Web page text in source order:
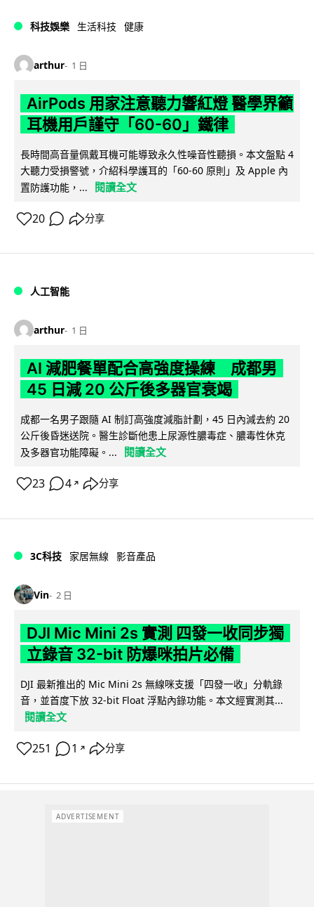
科技娛樂 生活科技 健康
arthur 1 日
AirPods 用家注意聽力響紅燈 醫學界籲
耳機用戶謹守「60-60」鐵律
長時間高音量佩戴耳機可能導致永久性噪音性聽損。本文盤點 4
大聽力受損警號，介紹科學護耳的「60-60 原則」及 Apple 內
置防護功能，...
閱讀全文
20 分享
人工智能
arthur 1 日
AI 減肥餐單配合高強度操練 成都男
45 日減 20 公斤後多器官衰竭
成都一名男子跟隨 AI 制訂高強度減脂計劃，45 日內減去約 20
公斤後昏迷送院。醫生診斷他患上尿源性膿毒症、膿毒性休克
及多器官功能障礙。...
閱讀全文
23 4 ↗ 分享
3C科技 家居無線 影音產品
Vin 2 日
DJI Mic Mini 2s 實測 四發一收同步獨
立錄音 32-bit 防爆咪拍片必備
DJI 最新推出的 Mic Mini 2s 無線咪支援「四發一收」分軌錄
音，並首度下放 32-bit Float 浮點內錄功能。本文經實測其...
閱讀全文
251 1 ↗ 分享
ADVERTISEMENT